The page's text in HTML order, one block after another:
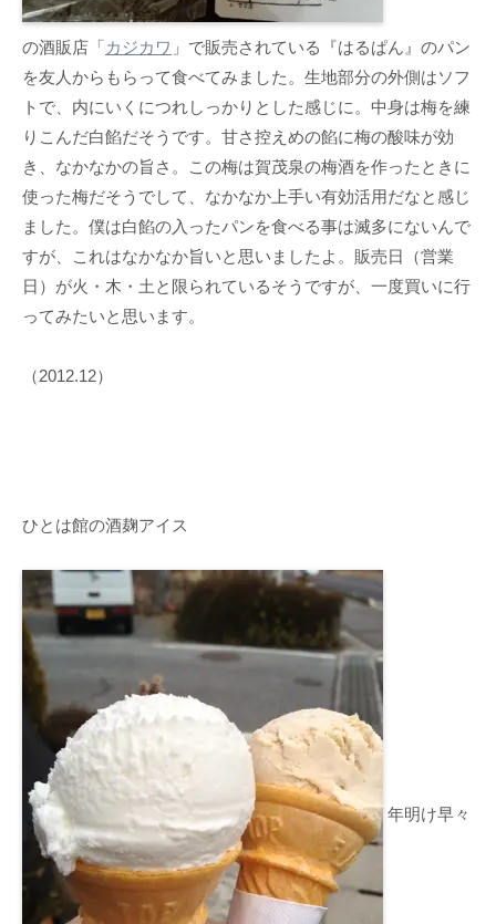
の酒販店「カジカワ 」で販売されている『はるぱん』のパン
を友人からもらって食べてみました。生地部分の外側はソフ
トで、内にいくにつれしっかりとした感じに。中身は梅を練
りこんだ白餡だそうです。甘さ控えめの餡に梅の酸味が効
き、なかなかの旨さ。この梅は賀茂泉の梅酒を作ったときに
使った梅だそうでして、なかなか上手い有効活用だなと感じ
ました。僕は白餡の入ったパンを食べる事は滅多にないんで
すが、これはなかなか旨いと思いましたよ。販売日（営業
日）が火・木・土と限られているそうですが、一度買いに行
ってみたいと思います。
（2012.12）
ひとは館の酒麹アイス
年明け早々